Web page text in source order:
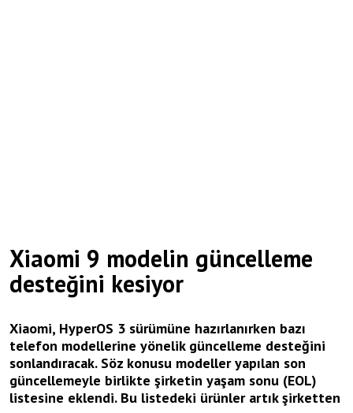
Xiaomi 9 modelin güncelleme
desteğini kesiyor
Xiaomi, HyperOS 3 sürümüne hazırlanırken bazı
telefon modellerine yönelik güncelleme desteğini
sonlandıracak. Söz konusu modeller yapılan son
güncellemeyle birlikte şirketin yaşam sonu (EOL)
listesine eklendi. Bu listedeki ürünler artık şirketten